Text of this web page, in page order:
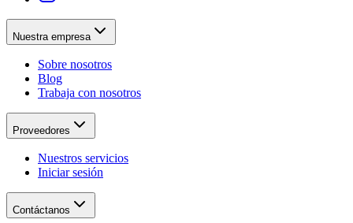
Nuestra empresa
Sobre nosotros
Blog
Trabaja con nosotros
Proveedores
Nuestros servicios
Iniciar sesión
Contáctanos